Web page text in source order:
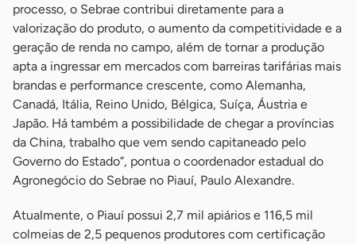
processo, o Sebrae contribui diretamente para a
valorização do produto, o aumento da competitividade e a
geração de renda no campo, além de tornar a produção
apta a ingressar em mercados com barreiras tarifárias mais
brandas e performance crescente, como Alemanha,
Canadá, Itália, Reino Unido, Bélgica, Suíça, Áustria e
Japão. Há também a possibilidade de chegar a províncias
da China, trabalho que vem sendo capitaneado pelo
Governo do Estado”, pontua o coordenador estadual do
Agronegócio do Sebrae no Piauí, Paulo Alexandre.
Atualmente, o Piauí possui 2,7 mil apiários e 116,5 mil
colmeias de 2,5 pequenos produtores com certificação